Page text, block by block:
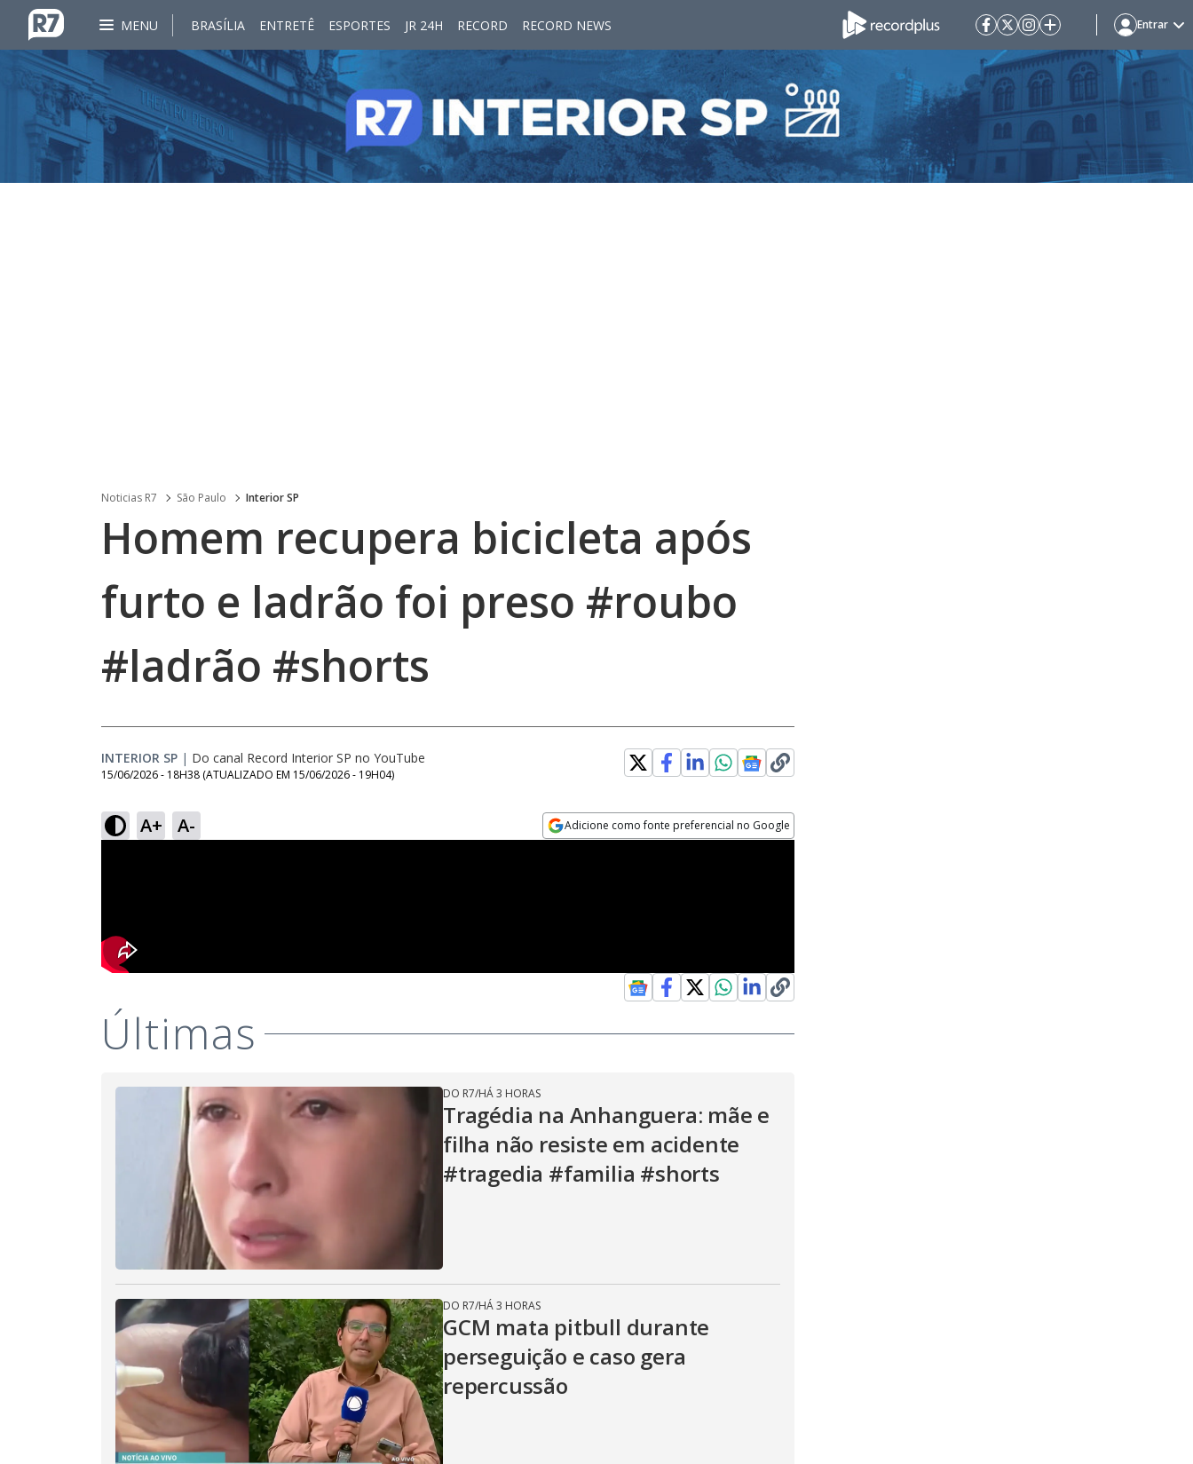
MENU BRASÍLIA ENTRETÊ ESPORTES JR 24H RECORD RECORD NEWS Entrar
Noticias R7 São Paulo Interior SP
Homem recupera bicicleta após
furto e ladrão foi preso #roubo
#ladrão #shorts
INTERIOR SP | Do canal Record Interior SP no YouTube
15/06/2026 - 18H38 (ATUALIZADO EM 15/06/2026 - 19H04)
A+ A- Adicione como fonte preferencial no Google
Últimas
DO R7/HÁ 3 HORAS
Tragédia na Anhanguera: mãe e
filha não resiste em acidente
#tragedia #familia #shorts
DO R7/HÁ 3 HORAS
GCM mata pitbull durante
perseguição e caso gera
repercussão